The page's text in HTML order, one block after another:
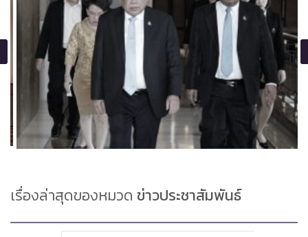
เรื่องล่าสุดของหมวด ข่าวประชาสัมพันธ์